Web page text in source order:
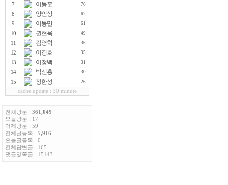
7 이동훈 76
8 양인상 62
9 이동만 61
10 권현욱 49
11 김영학 36
12 이경호 35
13 이정백 31
14 박신흥 30
15 정한성 26
cache update : 30 minute
전체방문 : 361,049
오늘방문 : 17
어제방문 : 59
전체글등록 : 5,916
오늘글등록 : 0
전체답변글 : 165
댓글및쪽글 : 15143